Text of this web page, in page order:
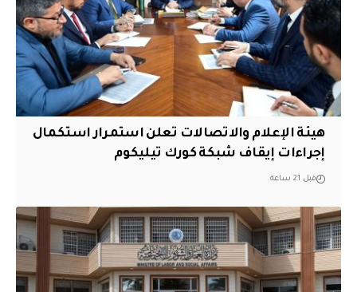
هيئة الإعلام والاتصالات تعلن استمرار استكمال
إجراءات إيقاف شبكة كورك تيليكوم
قبل 21 ساعة